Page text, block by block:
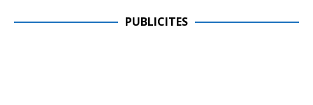
PUBLICITES